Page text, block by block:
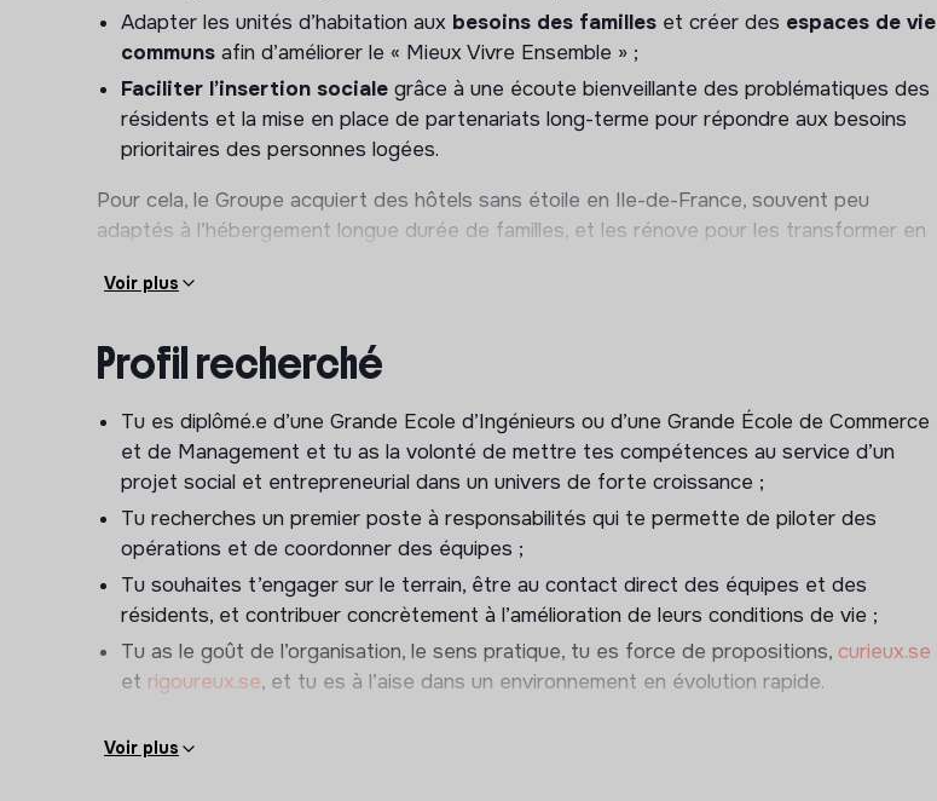
Adapter les unités d’habitation aux besoins des familles et créer des espaces de vie
communs afin d’améliorer le « Mieux Vivre Ensemble » ;
Faciliter l’insertion sociale grâce à une écoute bienveillante des problématiques des
résidents et la mise en place de partenariats long-terme pour répondre aux besoins
prioritaires des personnes logées.
Pour cela, le Groupe acquiert des hôtels sans étoile en Ile-de-France, souvent peu
adaptés à l’hébergement longue durée de familles, et les rénove pour les transformer en
En tant queResponsable Opérationnel
assureras le bon fonctionnement des résidences dont tu auras la charge. Tu seras
garant.e de la qualité des hébergements, de la sécurité des résidents et de la
performance opérationnelle des sites. Comme tu l’auras compris, c’est un vraiposte
terrain,avec un fort niveau de responsabilité.
Tes missions principales seront les suivantes :
Management des équipes :
Encadrer et accompagner les équipes terrain pour garantir un fonctionnement efficace
des résidences ;
d’activité ;
Voir plus
Profil recherché
Tu es diplômé.e d’une Grande Ecole d’Ingénieurs ou d’une Grande École de Commerce
et de Management et tu as la volonté de mettre tes compétences au service d’un
projet social et entrepreneurial dans un univers de forte croissance ;
Tu recherches un premier poste à responsabilités qui te permette de piloter des
opérations et de coordonner des équipes ;
Tu souhaites t’engager sur le terrain, être au contact direct des équipes et des
résidents, et contribuer concrètement à l’amélioration de leurs conditions de vie ;
Tu as le goût de l’organisation, le sens pratique, tu es force de propositions, curieux.se
et rigoureux.se, et tu es à l’aise dans un environnement en évolution rapide.
Voir plus